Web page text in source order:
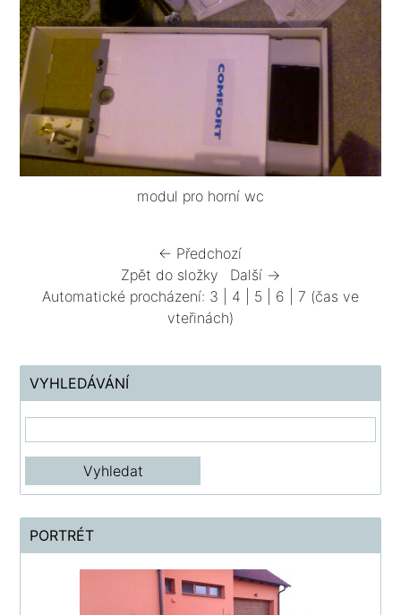
modul pro horní wc
← Předchozí
Zpět do složky
Další →
Automatické procházení: 3 4 5 6 7 (čas ve
vteřinách)
VYHLEDÁVÁNÍ
PORTRÉT